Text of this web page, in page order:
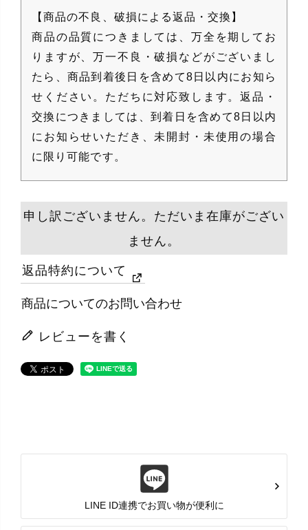
【商品の不良、破損による返品・交換】
商品の品質につきましては、万全を期してお
りますが、万一不良・破損などがございまし
たら、商品到着後日を含めて8日以内にお知ら
せください。ただちに対応致します。返品・
交換につきましては、到着日を含めて8日以内
にお知らせいただき、未開封・未使用の場合
に限り可能です。
申し訳ございません。ただいま在庫がござい
ません。
返品特約について
商品についてのお問い合わせ
レビューを書く
LINE ID連携でお買い物が便利に